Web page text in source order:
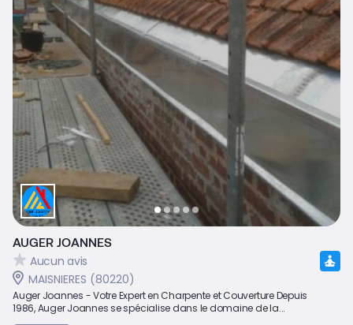
AUGER JOANNES
Aucun avis
MAISNIERES (80220)
Auger Joannes - Votre Expert en Charpente et Couverture Depuis
1986, Auger Joannes se spécialise dans le domaine de la...